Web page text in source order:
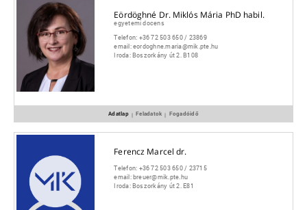
Eördöghné Dr. Miklós Mária PhD habil.
egyetemi docens
Telefon: +36 72 503 650 / 23869
email:eordoghne.maria@mik.pte.hu
Iroda:Boszorkány út 2. B108
Adatlap | Feladatok | Fogadóidő
Ferencz Marcel dr.
Telefon: +36 72 503 650 / 23715
email:breuer@mik.pte.hu
Iroda:Boszorkány út 2. E81